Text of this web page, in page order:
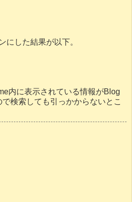
にした結果が以下。
内に表示されている情報がBlog
検索しても引っかからないとこ